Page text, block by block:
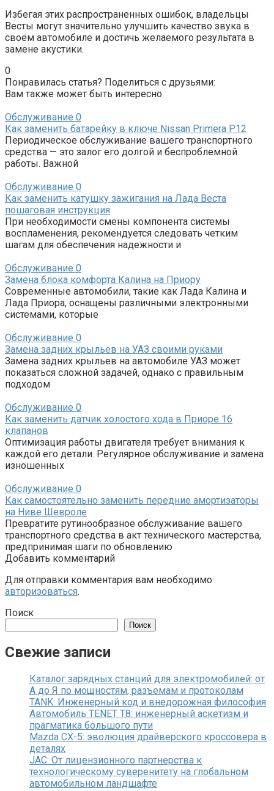
Избегая этих распространенных ошибок, владельцы
Весты могут значительно улучшить качество звука в
своём автомобиле и достичь желаемого результата в
замене акустики.
0
Понравилась статья? Поделиться с друзьями:
Вам также может быть интересно
Обслуживание 0
Как заменить батарейку в ключе Nissan Primera P12
Периодическое обслуживание вашего транспортного
средства — это залог его долгой и беспроблемной
работы. Важной
Обслуживание 0
Как заменить катушку зажигания на Лада Веста
пошаговая инструкция
При необходимости смены компонента системы
воспламенения, рекомендуется следовать четким
шагам для обеспечения надежности и
Обслуживание 0
Замена блока комфорта Калина на Приору
Современные автомобили, такие как Лада Калина и
Лада Приора, оснащены различными электронными
системами, которые
Обслуживание 0
Замена задних крыльев на УАЗ своими руками
Замена задних крыльев на автомобиле УАЗ может
показаться сложной задачей, однако с правильным
подходом
Обслуживание 0
Как заменить датчик холостого хода в Приоре 16
клапанов
Оптимизация работы двигателя требует внимания к
каждой его детали. Регулярное обслуживание и замена
изношенных
Обслуживание 0
Как самостоятельно заменить передние амортизаторы
на Ниве Шевроле
Превратите рутинообразное обслуживание вашего
транспортного средства в акт технического мастерства,
предпринимая шаги по обновлению
Добавить комментарий
Для отправки комментария вам необходимо
авторизоваться.
Поиск
Поиск
Свежие записи
Каталог зарядных станций для электромобилей: от
А до Я по мощностям, разъемам и протоколам
TANK: Инженерный код и внедорожная философия
Автомобиль TENET T8: инженерный аскетизм и
прагматика большого пути
Mazda CX-5: эволюция драйверского кроссовера в
деталях
JAC: От лицензионного партнерства к
технологическому суверенитету на глобальном
автомобильном ландшафте